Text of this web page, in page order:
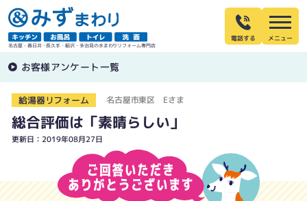
名古屋・春日井・長久手・稲沢・多治見の水まわりリフォーム専門店
電話する
お客様アンケート一覧
給湯器リフォーム 名古屋市東区 Eさま
総合評価は「素晴らしい」
更新日：2019年08月27日